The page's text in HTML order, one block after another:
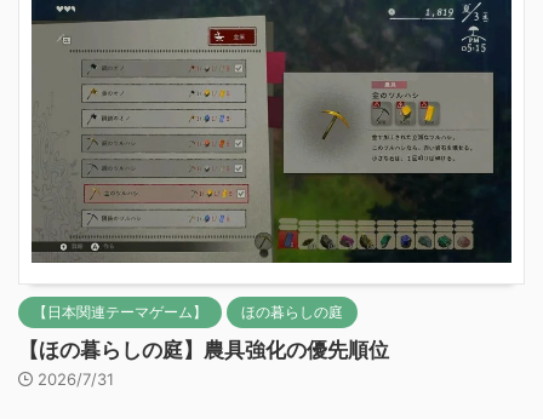
【日本関連テーマゲーム】 ほの暮らしの庭
【ほの暮らしの庭】農具強化の優先順位
2026/7/31